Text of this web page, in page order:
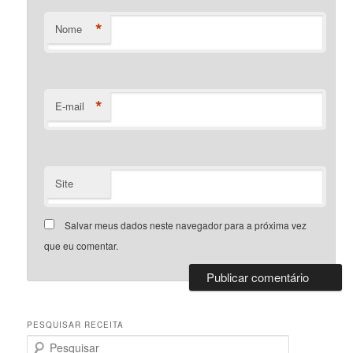
Nome *
E-mail *
Site
Salvar meus dados neste navegador para a próxima vez
que eu comentar.
PESQUISAR RECEITA